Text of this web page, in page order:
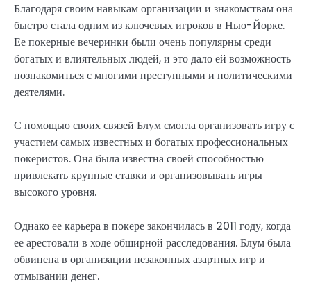
Благодаря своим навыкам организации и знакомствам она
быстро стала одним из ключевых игроков в Нью-Йорке.
Ее покерные вечеринки были очень популярны среди
богатых и влиятельных людей, и это дало ей возможность
познакомиться с многими преступными и политическими
деятелями.
С помощью своих связей Блум смогла организовать игру с
участием самых известных и богатых профессиональных
покеристов. Она была известна своей способностью
привлекать крупные ставки и организовывать игры
высокого уровня.
Однако ее карьера в покере закончилась в 2011 году, когда
ее арестовали в ходе обширной расследования. Блум была
обвинена в организации незаконных азартных игр и
отмывании денег.